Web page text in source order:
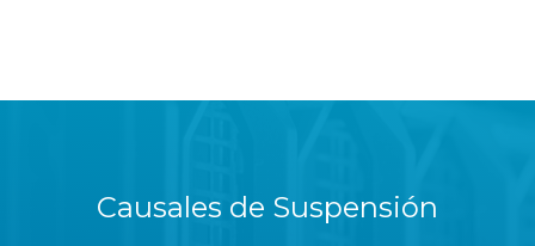
Causales de Suspensión